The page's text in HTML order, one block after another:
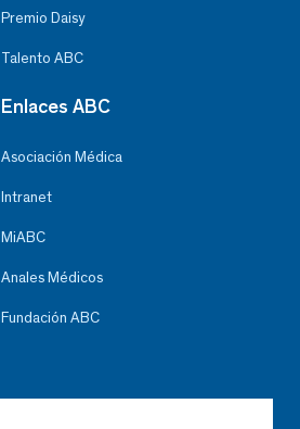
Premio Daisy
Talento ABC
Enlaces ABC
Asociación Médica
Intranet
MiABC
Anales Médicos
Fundación ABC